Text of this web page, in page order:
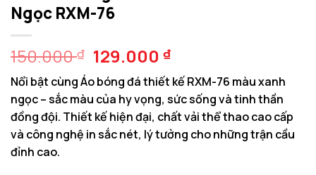
Ngọc RXM-76
150.000₫ Giá
gốc
là:
150.000 ₫.
129.000₫Giá
hiện
tại
là:
129.000 ₫.
Nổi bật cùng Áo bóng đá thiết kế RXM-76 màu xanh
ngọc – sắc màu của hy vọng, sức sống và tinh thần
đồng đội. Thiết kế hiện đại, chất vải thể thao cao cấp
và công nghệ in sắc nét, lý tưởng cho những trận cầu
đỉnh cao.